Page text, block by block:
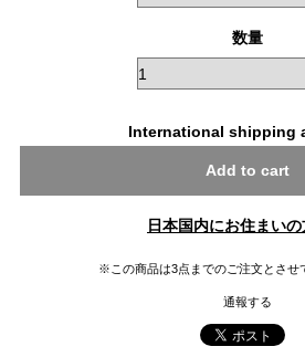
数量
International shipping
Add to cart
日本国内にお住まい
※この商品は3点までのご注文とさせ
通報する